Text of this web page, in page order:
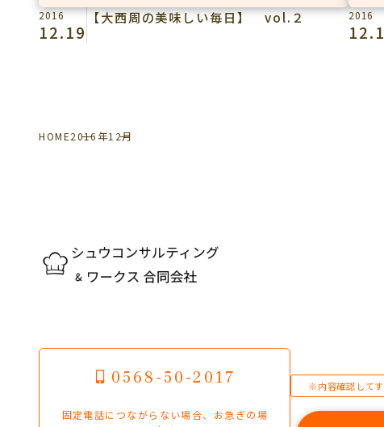
2016
12.19
【大西周の美味しい毎日】 vol.２ 2016
HOME2016年12月
0568-50-2017
固定電話につながらない場合、お急ぎの場
※内容確認して